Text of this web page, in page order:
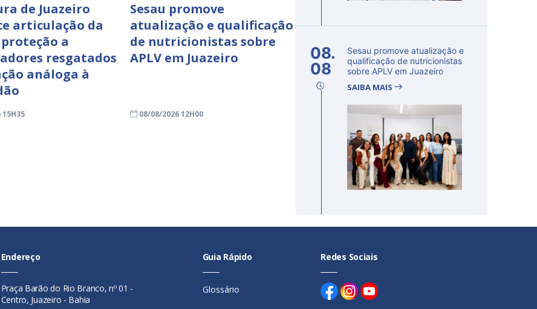
de Juazeiro
articulação da
a
resgatados
análoga à
15H35
Sesau promove
atualização e qualificação
de nutricionistas sobre
APLV em Juazeiro
08/08/2026 12H00
08.
08
Sesau promove atualização e
qualificação de nutricionistas
sobre APLV em Juazeiro
SAIBA MAIS
Endereço
Praça Barão do Rio Branco, nº 01 -
Centro, Juazeiro - Bahia
Guia Rápido
Glossário
Redes Sociais